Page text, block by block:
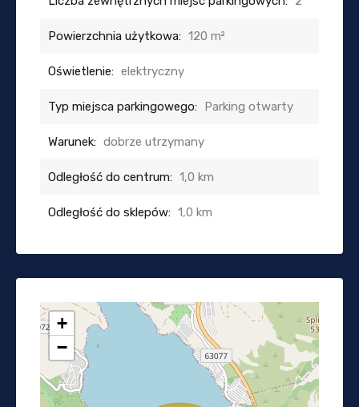
Powierzchnia użytkowa: 120 m²
Oświetlenie: elektryczny
Typ miejsca parkingowego: Parking otwarty
Warunek: dobrze utrzymany
Odległość do centrum: 1,0 km
Odległość do sklepów: 1,0 km
+
−